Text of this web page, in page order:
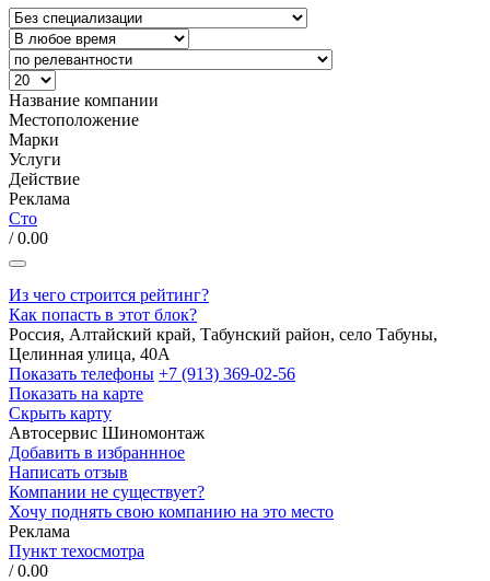
Название компании
Местоположение
Марки
Услуги
Действие
Реклама
Сто
/ 0.00
Из чего строится рейтинг?
Как попасть в этот блок?
Россия, Алтайский край, Табунский район, село Табуны,
Целинная улица, 40А
Показать телефоны +7 (913) 369-02-56
Показать на карте
Скрыть карту
Автосервис Шиномонтаж
Добавить в избраннное
Написать отзыв
Компании не существует?
Хочу поднять свою компанию на это место
Реклама
Пункт техосмотра
/ 0.00